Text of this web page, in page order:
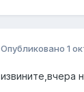
Опубликовано 1
извините,вчера